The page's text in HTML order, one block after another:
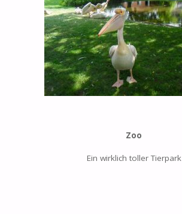
Zoo
Ein wirklich toller Tierpark